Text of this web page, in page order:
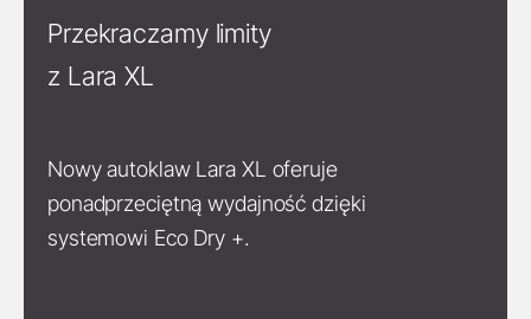
Przekraczamy limity
z Lara XL
Nowy autoklaw Lara XL oferuje
ponadprzeciętną wydajność dzięki
systemowi Eco Dry +.